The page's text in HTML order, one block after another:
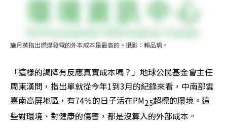
施月英指出燃煤發電的外本成本是最高的。攝影：賴品瑀。
「這樣的調降有反應真實成本嗎？」地球公民基金會主任
周東漢問，指出單就從今年1到3月的紀錄來看，中南部雲
嘉南高屏地區，有74％的日子活在PM2.5超標的環境。這
些對環境、對健康的傷害，都是沒算入的外部成本。